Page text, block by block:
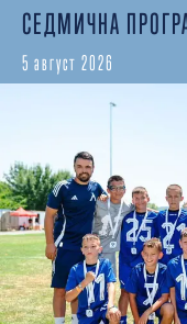
СЕДМИЧНА
5 август 2026